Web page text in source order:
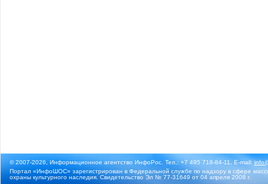
© 2007-2026, Информационное агентство ИнфоРос. Тел.: +7 495 718-84-11, E-mail:
Портал «ИнфоШОС» зарегистрирован в Федеральной службе по надзору в сфере
охраны культурного наследия. Свидетельство Эл № 77-31649 от 04 апреля 2008 г.